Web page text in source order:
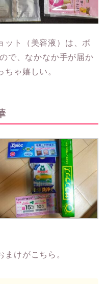
ット（美容液）は、ボ
で、なかなか手が届か
ゃ嬉しい。
けがこちら。